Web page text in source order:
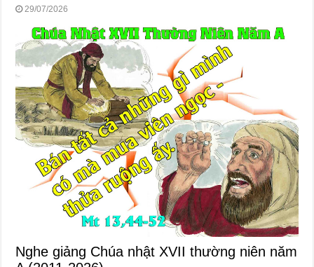
29/07/2026
Nghe giảng Chúa nhật XVII thường niên năm